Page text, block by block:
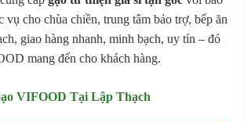
vụ cho chùa chiền, trung tâm bảo trợ, bếp ăn
giao hàng nhanh, minh bạch, uy tín – đó
mang đến cho khách hàng.
VIFOOD Tại Lập Thạch